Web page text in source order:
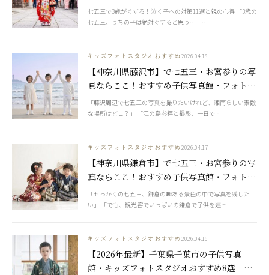
【2026年版】
七五三で3歳がぐずる！泣く子への対策11選と親の心得 「3歳の
七五三、うちの子は絶対ぐずると思う…」…
キッズフォトスタジオおすすめ2026.04.18
【神奈川県藤沢市】で七五三・お宮参りの写
真ならここ！おすすめ子供写真館・フォトス
タジオ7選【2026年最新】
「藤沢周辺で七五三の写真を撮りたいけれど、湘南らしい素敵
な場所はどこ？」 「江の島参拝と撮影、一日で…
キッズフォトスタジオおすすめ2026.04.17
【神奈川県鎌倉市】で七五三・お宮参りの写
真ならここ！おすすめ子供写真館・フォトス
タジオ6選【2026年最新】
「せっかくの七五三、鎌倉の趣ある景色の中で写真を残した
い」 「でも、観光客でいっぱいの鎌倉で子供を連…
キッズフォトスタジオおすすめ2026.04.16
【2026年最新】千葉県千葉市の子供写真
館・キッズフォトスタジオおすすめ8選｜七